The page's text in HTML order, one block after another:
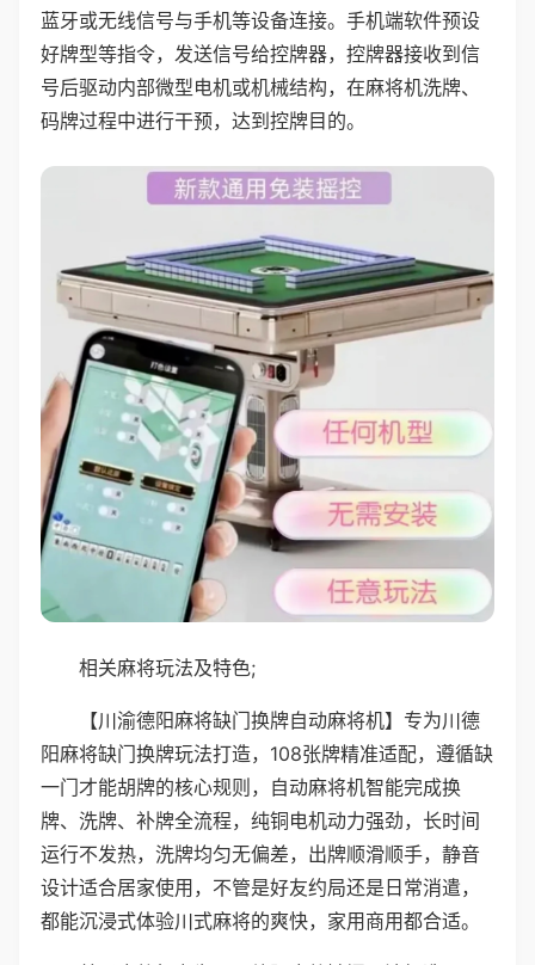
蓝牙或无线信号与手机等设备连接。手机端软件预设
好牌型等指令，发送信号给控牌器，控牌器接收到信
号后驱动内部微型电机或机械结构，在麻将机洗牌、
码牌过程中进行干预，达到控牌目的。
相关麻将玩法及特色;
【川渝德阳麻将缺门换牌自动麻将机】专为川德
阳麻将缺门换牌玩法打造，108张牌精准适配，遵循缺
一门才能胡牌的核心规则，自动麻将机智能完成换
牌、洗牌、补牌全流程，纯铜电机动力强劲，长时间
运行不发热，洗牌均匀无偏差，出牌顺滑顺手，静音
设计适合居家使用，不管是好友约局还是日常消遣，
都能沉浸式体验川式麻将的爽快，家用商用都合适。